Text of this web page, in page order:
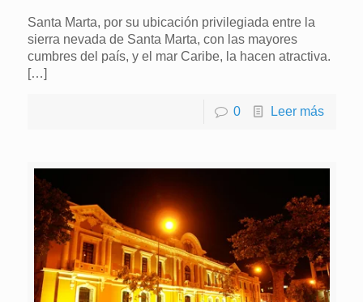
Santa Marta, por su ubicación privilegiada entre la
sierra nevada de Santa Marta, con las mayores
cumbres del país, y el mar Caribe, la hacen atractiva.
[…]
0 Leer más